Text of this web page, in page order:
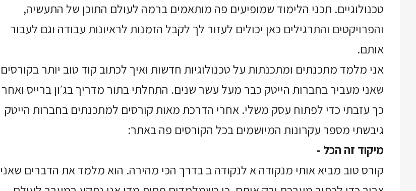
טכנולוגיים. תכני הלימוד שמופיעים פה מותאמים ברמה לעולם התוכן של התעשיה,
והפרויקטים והתרגילים כאן יכולים לעזור לך לקבל הזמנות לראיונות עבודה וגם לעבור
אותם.
אני מלמד מתכנתים ומתכנתות על טכנולוגיות חדשות ואיך לכתוב קוד טוב יותר בקורסים
שאני מעביר בחברות הייטק כבר מעל עשר שנים. התחלתי בתור מדריך בג׳ון ברייס ואחר
כך עזבתי כדי לפתוח עסק משלי. אחרי הדרכת מאות קורסים למתכנתים בחברות הייטק
גיבשתי מספר עקרונות המיושמים בכל הקורסים פה באתר:
מיקוד זה הכל -
קורס טוב מביא אותי מנקודה א לנקודה ב בדרך הכי מהירה. הוא מלמד את הדברים שאני